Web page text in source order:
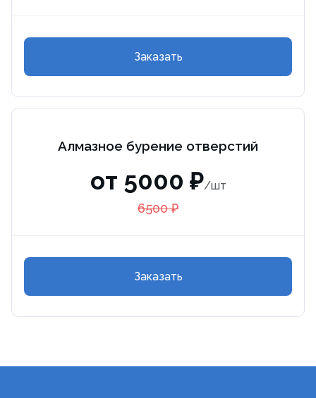
Заказать
Алмазное бурение отверстий
от 5000 ₽/шт
6500 ₽
Заказать